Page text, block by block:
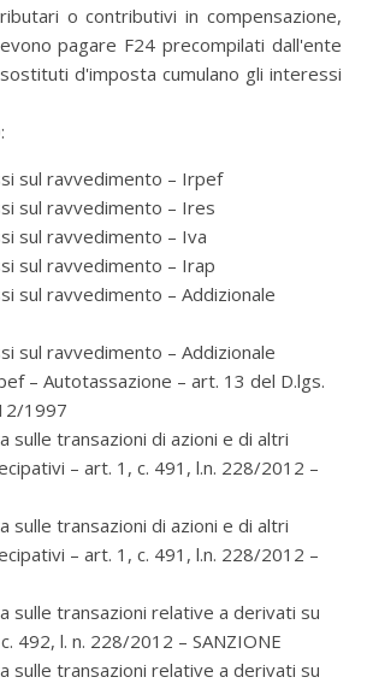
o contributivi in compensazione,
pagare F24 precompilati dall'ente
d'imposta cumulano gli interessi
sul ravvedimento – Irpef
sul ravvedimento – Ires
sul ravvedimento – Iva
sul ravvedimento – Irap
sul ravvedimento – Addizionale
sul ravvedimento – Addizionale
– Autotassazione – art. 13 del D.lgs.
1997
sulle transazioni di azioni e di altri
– art. 1, c. 491, l.n. 228/2012 –
sulle transazioni di azioni e di altri
– art. 1, c. 491, l.n. 228/2012 –
sulle transazioni relative a derivati su
492, l. n. 228/2012 – SANZIONE
sulle transazioni relative a derivati su